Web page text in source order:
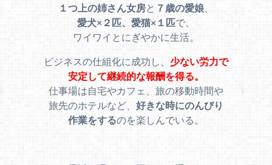
１つ上の姉さん女房と ７歳の愛娘、
愛犬×２匹、愛猫×１匹で、
ワイワイとにぎやかに生活。
ビジネスの仕組化に成功し、 少ない労力で
安定して継続的な報酬を得る。
仕事場は自宅やカフェ、旅の移動時間や
旅先のホテルなど、 好きな時にのんびり
作業をするのを楽しんでいる。